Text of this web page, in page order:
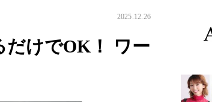
2025.12.26
だけでOK！ ワー